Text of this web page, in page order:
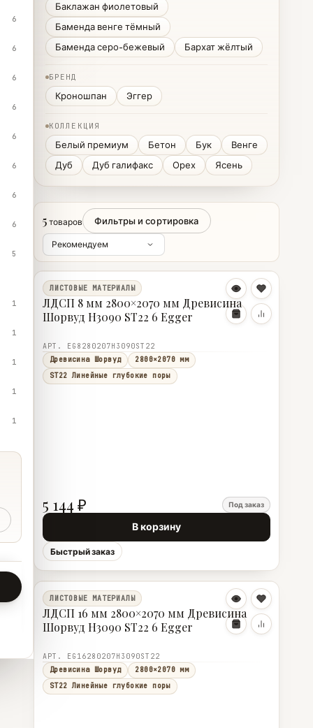
6
6
6
6
6
6
6
6
5
1
1
1
1
1
Баклажан фиолетовый
Баменда венге тёмный
Баменда серо-бежевый
Бархат жёлтый
БРЕНД
Кроношпан Эггер
КОЛЛЕКЦИЯ
Белый премиум Бетон Бук
Венге
Дуб
Дуб галифакс Орех Ясень
5 товаров Фильтры и сортировка
ЛИСТОВЫЕ МАТЕРИАЛЫ
ЛДСП 8 мм 2800×2070 мм Древисина
Шорвуд H3090 ST22 6 Egger
АРТ. EG8280207H3090ST22
Древисина Шорвуд
2800×2070 мм
ST22 Линейные глубокие поры
5 144 ₽ Под заказ
В корзину
Быстрый заказ
ЛИСТОВЫЕ МАТЕРИАЛЫ
ЛДСП 16 мм 2800×2070 мм Древисина
Шорвуд H3090 ST22 6 Egger
АРТ. EG16280207H3090ST22
Древисина Шорвуд
2800×2070 мм
ST22 Линейные глубокие поры